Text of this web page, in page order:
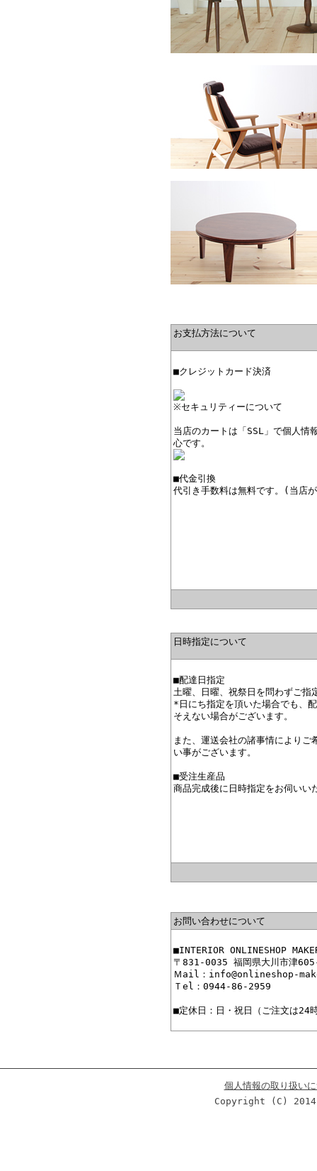
お支払方法について
■クレジットカード決済
※セキュリティーについて
当店のカートは「SSL」で個人情
心です。
■代金引換
代引き手数料は無料です。(当店
日時指定について
■配達日指定
土曜、日曜、祝祭日を問わずご指
*日にち指定を頂いた場合でも、
そえない場合がございます。
また、運送会社の諸事情によりご
い事がございます。
■受注生産品
商品完成後に日時指定をお伺いい
お問い合わせについて
■INTERIOR ONLINESHOP
〒831-0035 福岡県大川市津
Ｍail：info@onlineshop-
Ｔel：0944-86-2959
■定休日：日・祝日（ご注文は24
個人情報の取り扱い
Copyright (C)